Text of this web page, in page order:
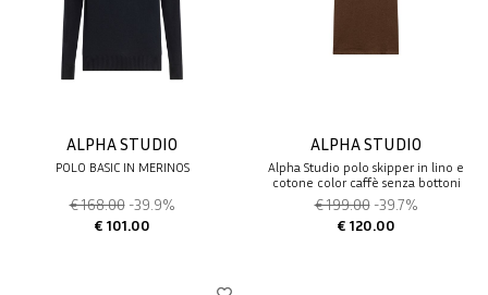
ALPHA STUDIO
POLO BASIC IN MERINOS
€ 168.00 -39.9%
€ 101.00
ALPHA STUDIO
Alpha Studio polo skipper in lino e
cotone color caffè senza bottoni
€ 199.00 -39.7%
€ 120.00